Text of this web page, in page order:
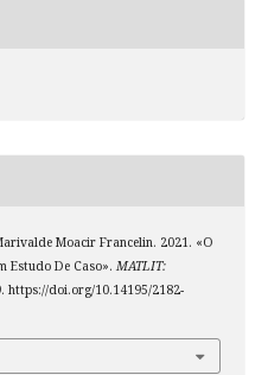
Moacir Francelin. 2021. «O
Estudo De Caso». MATLIT:
https://doi.org/10.14195/2182-